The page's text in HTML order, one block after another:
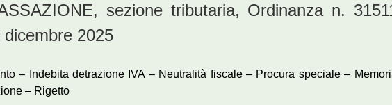
sezione tributaria, Ordinanza n.
2025
– Indebita detrazione IVA – Neutralità fiscale – Procura speciale –
– Rigetto